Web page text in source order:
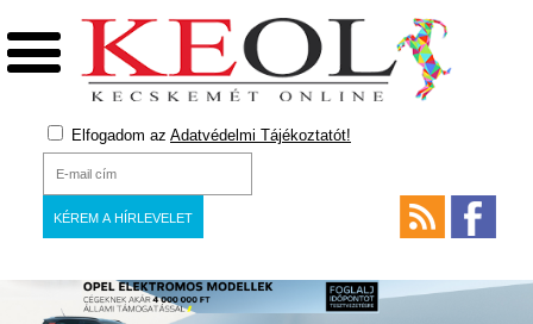
Elfogadom az Adatvédelmi Tájékoztatót!